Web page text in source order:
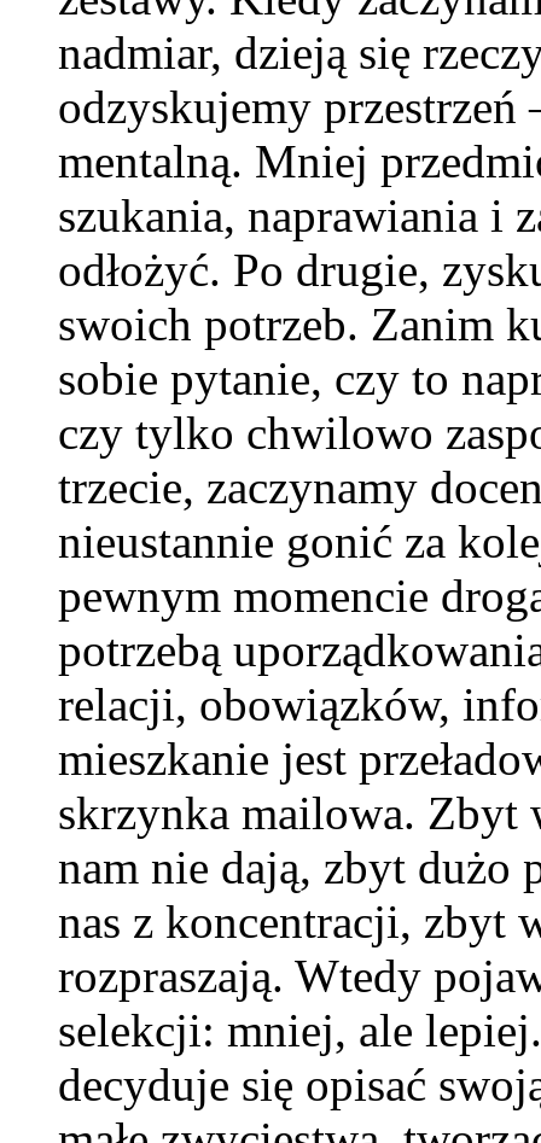
nadmiar, dzieją się
odzyskujemy
mentalną. Mniej
szukania, naprawiania i
odłożyć. Po drugie,
swoich potrzeb. Zanim
sobie pytanie, czy to
czy tylko chwilowo
trzecie, zaczynamy
nieustannie gonić za
pewnym momencie
potrzebą
relacji, obowiązków,
mieszkanie jest
skrzynka mailowa. Zbyt
nam nie dają, zbyt dużo
nas z koncentracji, zbyt
rozpraszają. Wtedy
selekcji: mniej, ale
decyduje się opisać